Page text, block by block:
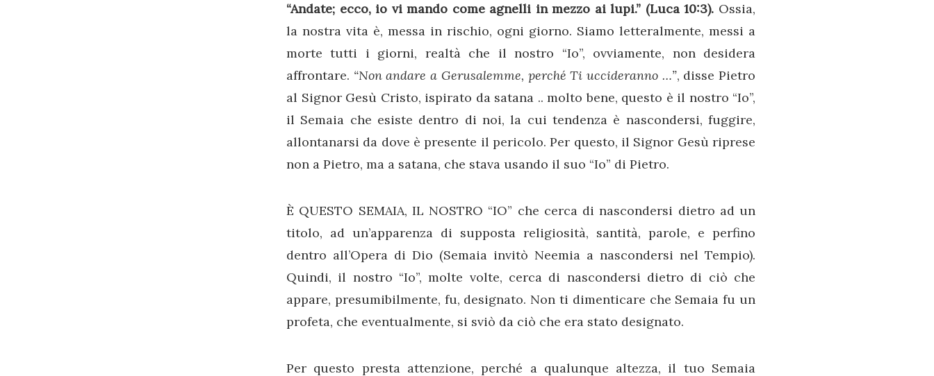
“Andate; ecco, io vi mando come agnelli in mezzo ai lupi.” (Luca 10:3). Ossia,
la nostra vita è, messa in rischio, ogni giorno. Siamo letteralmente, messi a
morte tutti i giorni, realtà che il nostro “Io”, ovviamente, non desidera
affrontare. “Non andare a Gerusalemme, perché Ti uccideranno …”, disse Pietro
al Signor Gesù Cristo, ispirato da satana .. molto bene, questo è il nostro “Io”,
il Semaia che esiste dentro di noi, la cui tendenza è nascondersi, fuggire,
allontanarsi da dove è presente il pericolo. Per questo, il Signor Gesù riprese
non a Pietro, ma a satana, che stava usando il suo “Io” di Pietro.
È QUESTO SEMAIA, IL NOSTRO “IO” che cerca di nascondersi dietro ad un
titolo, ad un’apparenza di supposta religiosità, santità, parole, e perfino
dentro all’Opera di Dio (Semaia invitò Neemia a nascondersi nel Tempio).
Quindi, il nostro “Io”, molte volte, cerca di nascondersi dietro di ciò che
appare, presumibilmente, fu, designato. Non ti dimenticare che Semaia fu un
profeta, che eventualmente, si sviò da ciò che era stato designato.
Per questo presta attenzione, perché a qualunque altezza, il tuo Semaia